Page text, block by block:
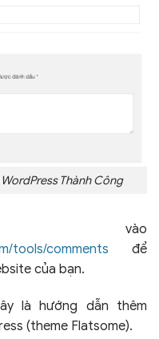
Thành Công
vào
tools/comments để
của bạn.
là hướng dẫn thêm
(theme Flatsome).